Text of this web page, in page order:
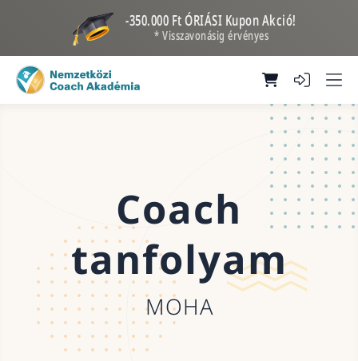
-350.000 Ft ÓRIÁSI Kupon Akció!
* Visszavonásig érvényes
Coach
tanfolyam
MOHA